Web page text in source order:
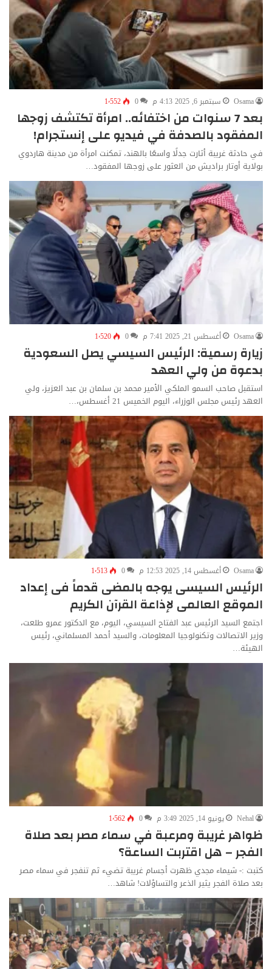
Osama سبتمبر 6, 2025 4:13 م 0 1٬552
بعد 7 سنوات من اختفائه.. امرأة تكتشف زوجها
المفقود بالصدفة في فيديو على إنستجرام!
في حادثة غريبة أثارت جدلًا واسعًا بالهند، تمكنت امرأة من مدينة هاردوي
بولاية أوتار براديش من العثور على زوجها المفقود…
Osama أغسطس 21, 2025 7:41 م 0 1٬520
زيارة رسمية: الرئيس السيسي يصل السعودية
بدعوة من ولي العهد
استقبل صاحب السمو الملكي الأمير محمد بن سلمان بن عبد العزيز، ولي
العهد رئيس مجلس الوزراء، اليوم الخميس 21 أغسطس،…
Osama أغسطس 14, 2025 12:53 م 0 1٬513
الرئيس السيسى يوجه بالمضى قدماً فى إعداد
الموقع العالمى لإذاعة القرآن الكريم
اجتمع السيد الرئيس عبد الفتاح السيسي، اليوم، مع الدكتور عمرو طلعت،
وزير الاتصالات وتكنولوجيا المعلومات، والسيد أحمد المسلماني، رئيس
الهيئة…
Nehal يونيو 14, 2025 3:49 م 0 1٬562
ظواهر غريبة ومرعبة في سماء مصر بعد صلاة
الفجر – هل اقتربت الساعة؟
كتبت :- شيماء مجدي ظهرت أجسام غريبة تضيء ثم تنفجر في سماء مصر
بعد صلاة الفجر يثير الذعر والتساؤلات! شاهد…